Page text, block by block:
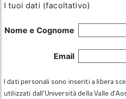
I tuoi dati (facoltativo)
Nome e Cognome
Email
I dati personali sono inseriti a libera
utilizzati dall'Università della Valle